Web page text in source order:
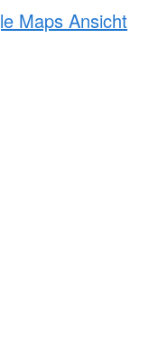
Maps Ansicht